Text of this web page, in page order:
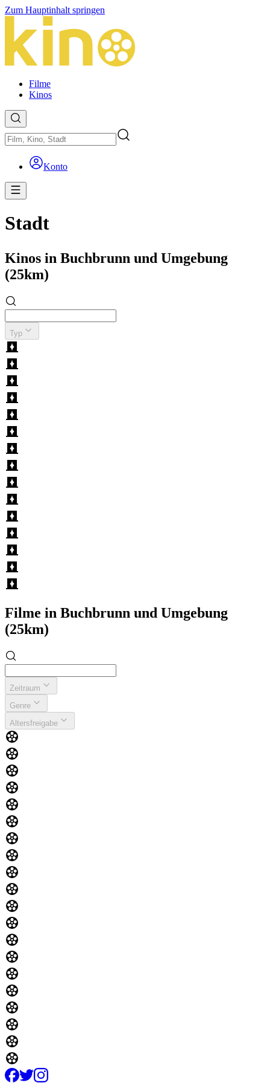
Zum Hauptinhalt springen
Filme
Kinos
Konto
Stadt
Kinos in Buchbrunn und Umgebung
(25km)
Typ
Filme in Buchbrunn und Umgebung
(25km)
Zeitraum
Genre
Altersfreigabe